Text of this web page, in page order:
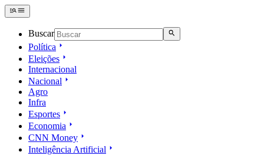
Buscar
Política
Eleições
Internacional
Nacional
Agro
Infra
Esportes
Economia
CNN Money
Inteligência Artificial